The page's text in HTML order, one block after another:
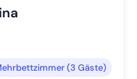
(3 Gäste)